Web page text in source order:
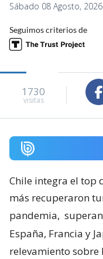
Sábado 08 Agosto,
Seguimos criterios de
1730
visitas
Chile integra el top
más recuperaron
pandemia,
España, Francia y
relevamiento